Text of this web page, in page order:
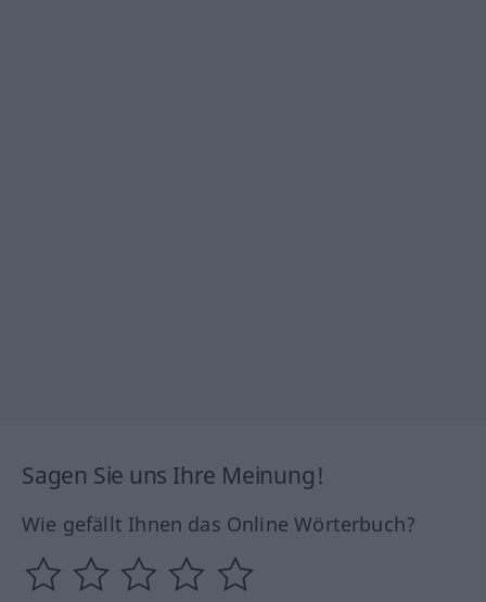
Sagen Sie uns Ihre Meinung!
Wie gefällt Ihnen das Online Wörterbuch?